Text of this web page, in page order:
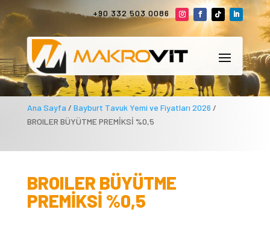
+90 332 503 0086
Ana Sayfa / Bayburt Tavuk Yemi ve Fiyatları 2026 /
BROILER BÜYÜTME PREMİKSİ %0,5
BROILER BÜYÜTME
PREMİKSİ %0,5